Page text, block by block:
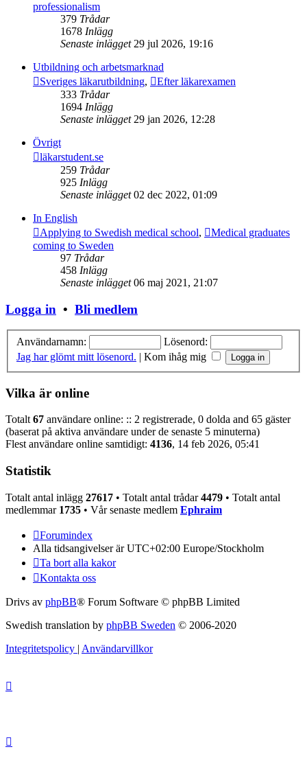
professionalism
379 Trådar
1678 Inlägg
Senaste inlägget 29 jul 2026, 19:16
Utbildning och arbetsmarknad
Sveriges läkarutbildning,
Efter läkarexamen
333 Trådar
1694 Inlägg
Senaste inlägget 29 jan 2026, 12:28
Övrigt
läkarstudent.se
259 Trådar
925 Inlägg
Senaste inlägget 02 dec 2022, 01:09
In English
Applying to Swedish medical school,
Medical graduates
coming to Sweden
97 Trådar
458 Inlägg
Senaste inlägget 06 maj 2021, 21:07
Logga in • Bli medlem
Användarnamn:
Lösenord:
Jag har glömt mitt lösenord. | Kom ihåg mig
Vilka är online
Totalt67 användare online: :: 2 registrerade, 0 dolda and 65 gäster
(baserat på aktiva användare under de senaste 5 minuterna)
Flest användare online samtidigt: 4136, 14 feb 2026, 05:41
Statistik
Totalt antal inlägg 27617 • Totalt antal trådar4479 • Totalt antal
medlemmar 1735 • Vår senaste medlem Ephraim
Forumindex
Alla tidsangivelser är UTC+02:00 Europe/Stockholm
Ta bort alla kakor
Kontakta oss
Drivs av phpBB® Forum Software © phpBB Limited
Swedish translation by phpBB Sweden © 2006-2020
Integritetspolicy | Användarvillkor